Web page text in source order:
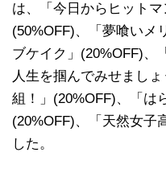
は、「今日からヒットマ
(50%OFF)、「夢喰いメ
ブケイク」(20%OFF)、
人生を掴んでみせまし
組！」(20%OFF)、「は
(20%OFF)、「天然女子
した。